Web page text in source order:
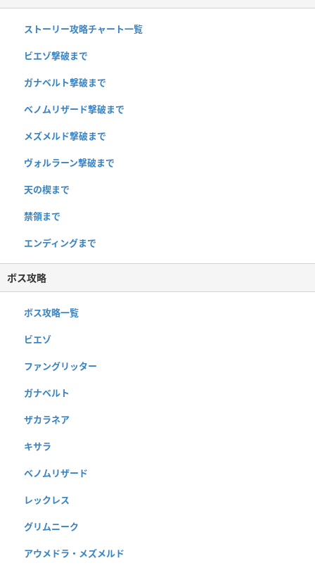
ストーリー攻略チャート一覧
ビエゾ撃破まで
ガナベルト撃破まで
ベノムリザード撃破まで
メズメルド撃破まで
ヴォルラーン撃破まで
天の楔まで
禁領まで
エンディングまで
ボス攻略
ボス攻略一覧
ビエゾ
ファングリッター
ガナベルト
ザカラネア
キサラ
ベノムリザード
レックレス
グリムニーク
アウメドラ・メズメルド